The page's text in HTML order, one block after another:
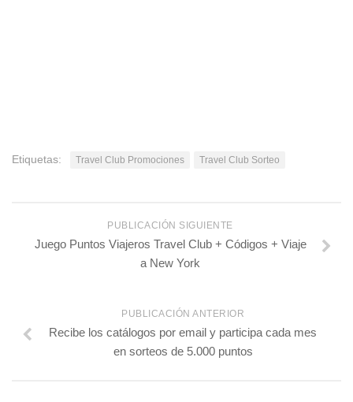
Etiquetas: Travel Club Promociones Travel Club Sorteo
PUBLICACIÓN SIGUIENTE
Juego Puntos Viajeros Travel Club + Códigos + Viaje
a New York
PUBLICACIÓN ANTERIOR
Recibe los catálogos por email y participa cada mes
en sorteos de 5.000 puntos